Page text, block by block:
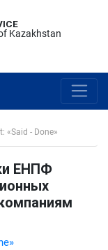
Kazakhstan
«Said - Done»
ЕНПФ